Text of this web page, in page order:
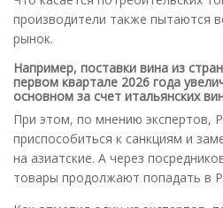
производители также пытаются
рынок.
Например, поставки вина из
первом квартале 2026 года
основном за счет итальянских
При этом, по мнению экспертов,
приспособиться к санкциям и
на азиатские. А через
товары продолжают попадать в